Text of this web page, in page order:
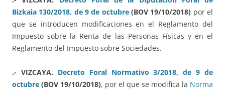
Bizkaia 130/2018, de 9 de octubre(BOV 19/10/2018) por el
que se introducen modificaciones en el Reglamento del
Impuesto sobre la Renta de las Personas Físicas y en el
Reglamento del Impuesto sobre Sociedades.
.- VIZCAYA. Decreto Foral Normativo 3/2018, de 9 de
octubre (BOV 19/10/2018), por el que se modifica la Norma